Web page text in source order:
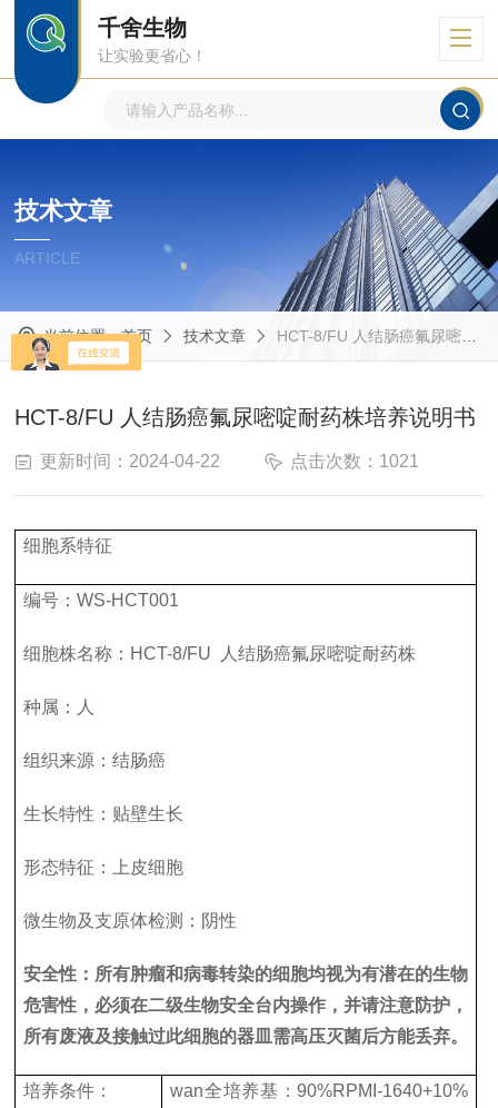
千舍生物
让实验更省心！
技术文章
ARTICLE
当前位置：首页 技术文章 HCT-8/FU 人结肠癌氟尿嘧啶耐药株培养说明书
HCT-8/FU 人结肠癌氟尿嘧啶耐药株培养说明书
更新时间：2024-04-22 点击次数：1021
细胞系特征
编号：WS-HCT001
细胞株名称： HCT-8/FU 人结肠癌氟尿嘧啶耐药株
种属：人
组织来源：结肠癌
生长特性：贴壁生长
形态特征：上皮细胞
微生物及支原体检测：阴性
安全性：所有肿瘤和病毒转染的细胞均视为有潜在的生物
危害性，必须在二级生物安全台内操作，并请注意防护，
所有废液及接触过此细胞的器皿需高压灭菌后方能丢弃。
培养条件： wan全培养基：90%RPMI-1640+10%